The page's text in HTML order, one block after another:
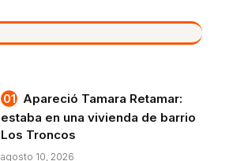
Apareció Tamara Retamar:
estaba en una vivienda de barrio
Los Troncos
agosto 10, 2026